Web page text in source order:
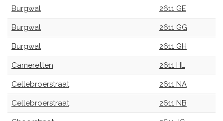
Burgwal 2611 GE
Burgwal 2611 GG
Burgwal 2611 GH
Cameretten 2611 HL
Cellebroerstraat 2611 NA
Cellebroerstraat 2611 NB